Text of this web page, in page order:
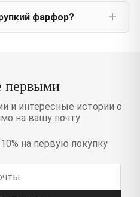
фарфор?
первыми
и интересные истории о
на вашу почту
на первую покупку